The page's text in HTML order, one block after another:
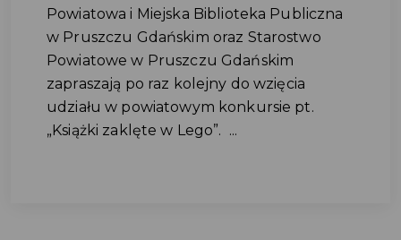
Powiatowa i Miejska Biblioteka Publiczna
w Pruszczu Gdańskim oraz Starostwo
Powiatowe w Pruszczu Gdańskim
zapraszają po raz kolejny do wzięcia
udziału w powiatowym konkursie pt.
„Książki zaklęte w Lego”. ...